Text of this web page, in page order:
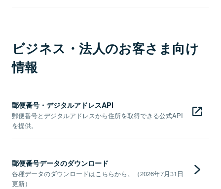
ビジネス・法人のお客さま向け
情報
郵便番号・デジタルアドレスAPI
郵便番号とデジタルアドレスから住所を取得できる公式API
を提供。
郵便番号データのダウンロード
各種データのダウンロードはこちらから。（2026年7月31日
更新）